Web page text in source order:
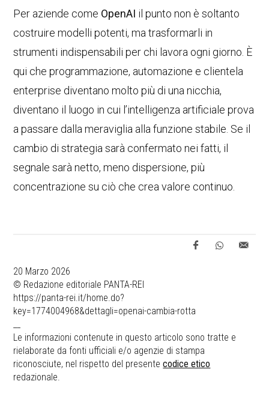
Per aziende come OpenAI il punto non è soltanto
costruire modelli potenti, ma trasformarli in
strumenti indispensabili per chi lavora ogni giorno. È
qui che programmazione, automazione e clientela
enterprise diventano molto più di una nicchia,
diventano il luogo in cui l’intelligenza artificiale prova
a passare dalla meraviglia alla funzione stabile. Se il
cambio di strategia sarà confermato nei fatti, il
segnale sarà netto, meno dispersione, più
concentrazione su ciò che crea valore continuo.
20 Marzo 2026
© Redazione editoriale PANTA-REI
https://panta-rei.it/home.do?
key=1774004968&dettagli=openai-cambia-rotta
Le informazioni contenute in questo articolo sono tratte e
rielaborate da fonti ufficiali e/o agenzie di stampa
riconosciute, nel rispetto del presentecodice etico
redazionale.